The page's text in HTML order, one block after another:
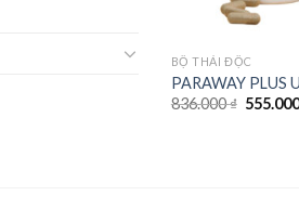
BỘ THẢI ĐỘC
PARAWAY PLUS
836.000₫ Original